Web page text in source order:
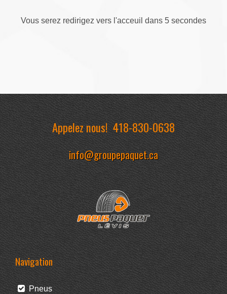
Vous serez redirigez vers l'acceuil dans 5 secondes
Appelez nous!418-830-0638
info@groupepaquet.ca
Navigation
Pneus